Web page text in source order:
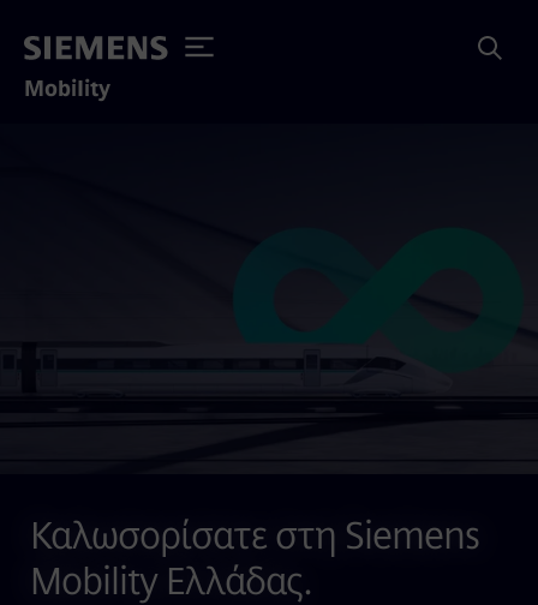
Mobility
Καλωσορίσατε στη Siemens
Mobility Ελλάδας.